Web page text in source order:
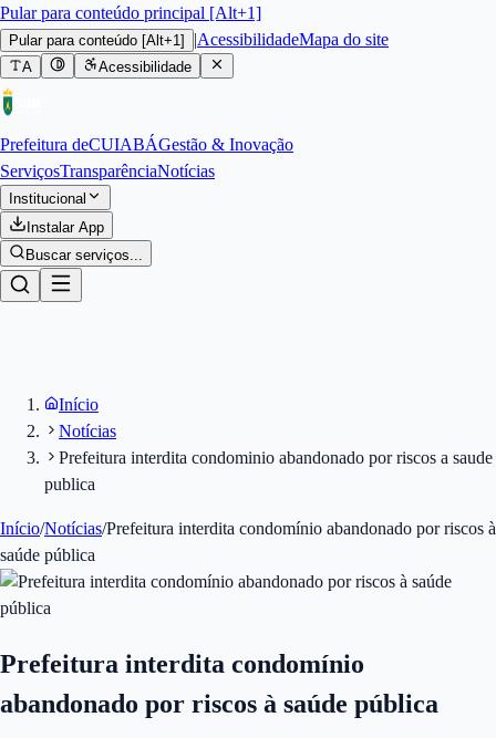
Pular para conteúdo principal [Alt+1]
Pular para conteúdo [Alt+1] |AcessibilidadeMapa do site
A Acessibilidade
Prefeitura deCUIABÁGestão & Inovação
ServiçosTransparênciaNotícias
Institucional
Instalar App
Buscar serviços...
Início
Notícias
Prefeitura interdita condominio abandonado por riscos a saude
publica
Início/Notícias/Prefeitura interdita condomínio abandonado por riscos à
saúde pública
Prefeitura interdita condomínio
abandonado por riscos à saúde pública